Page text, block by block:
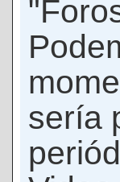
sería